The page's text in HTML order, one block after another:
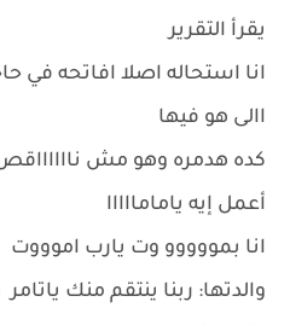
يقرأ التقرير
انا استحاله اصلا افاتحه في
االى هو فيها
كده هدمره وهو مش
أعمل إيه يامامااااا
انا بمووووو وت يارب اموووت
والدتها: ربنا ينتقم منك